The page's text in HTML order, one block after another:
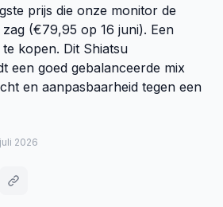
prijs die onze monitor de
(€79,95 op 16 juni). Een
kopen. Dit Shiatsu
een goed gebalanceerde mix
en aanpasbaarheid tegen een
2026